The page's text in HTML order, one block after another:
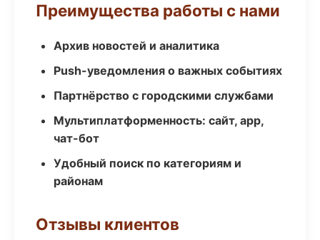
Преимущества работы с нами
Архив новостей и аналитика
Push-уведомления о важных событиях
Партнёрство с городскими службами
Мультиплатформенность: сайт, app,
чат-бот
Удобный поиск по категориям и
районам
Отзывы клиентов